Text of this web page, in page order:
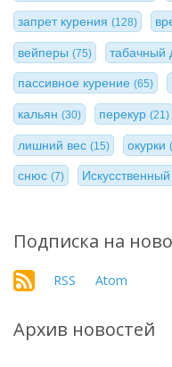
запрет курения (128)
вейперы (75)
пассивное курение (65)
кальян (30) перекур(21)
лишний вес (15) окурки
снюс (7)
Подписка на
RSS Atom
Архив новостей